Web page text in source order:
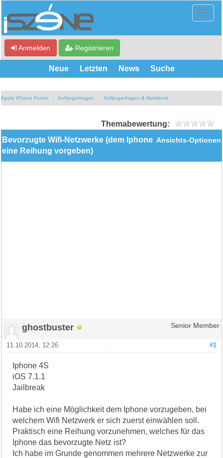
Anmelden Registrieren
Neue Letzten News Suche
Apple iPhone Forum Anfängerfragen Anfängerfragen & Notdienst
Themabewertung:
Ansichts-Optionen
Bevorzugte Wifi-Netzwerke (dem Iphone
eine Reihung vorgeben)
ghostbuster Senior Member
#1
11.10.2014, 12:26
Iphone 4S
iOS 7.1.1
Jailbreak
Habe ich eine Möglichkeit dem Iphone vorzugeben, bei
welchem Wifi Netzwerk er sich zuerst einwählen soll.
Praktisch eine Reihung vorzunehmen, welches für das
Iphone das bevorzugte Netz ist?
Ich habe im Grunde genommen mehrere Netzwerke zur